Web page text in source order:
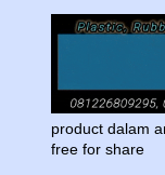
product dalam
free for share